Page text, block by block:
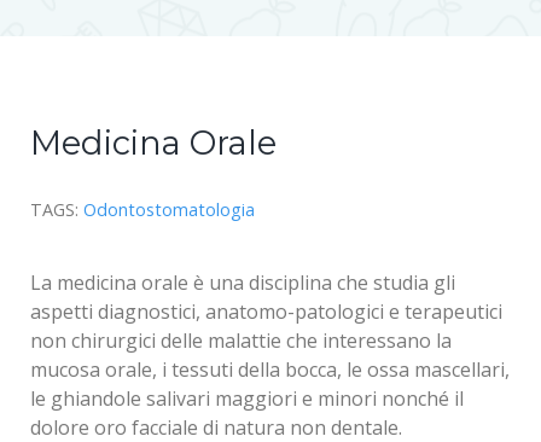
Medicina Orale
TAGS: Odontostomatologia
La medicina orale è una disciplina che studia gli
aspetti diagnostici, anatomo-patologici e terapeutici
non chirurgici delle malattie che interessano la
mucosa orale, i tessuti della bocca, le ossa mascellari,
le ghiandole salivari maggiori e minori nonché il
dolore oro facciale di natura non dentale.